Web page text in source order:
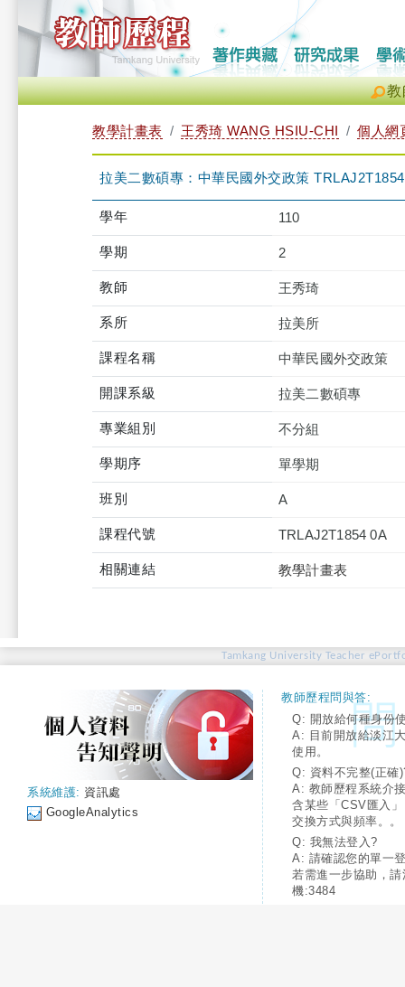
教
教學計畫表 王秀琦 WANG HSIU-CHI 個人網
拉美二數碩專：中華民國外交政策
學年 110
學期 2
教師 王秀琦
系所 拉美所
課程名稱 中華民國外交政策
開課系級 拉美二數碩專
專業組別 不分組
學期序 單學期
班別 A
課程代號 TRLAJ2T1854 0A
相關連結 教學計畫表
Tamkang University Teacher
系統維護: 資訊處
GoogleAnalytics
教師歷程問與答:
Q: 開放給何種身份
A: 目前開放給淡江
使用。
Q: 資料不完整(正確
A: 教師歷程系統介
含某些「CSV匯入
交換方式與頻率。。
Q: 我無法登入?
A: 請確認您的單一
若需進一步協助，
機:3484